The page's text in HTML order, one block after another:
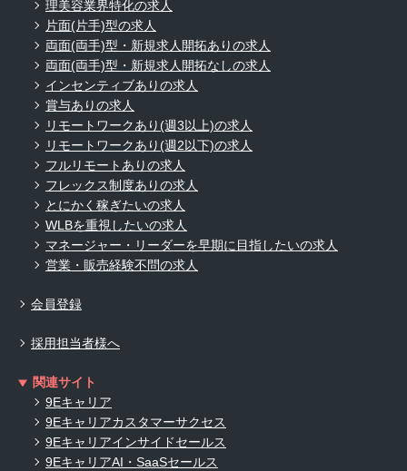
理美容業界特化の求人
片面(片手)型の求人
両面(両手)型・新規求人開拓ありの求人
両面(両手)型・新規求人開拓なしの求人
インセンティブありの求人
賞与ありの求人
リモートワークあり(週3以上)の求人
リモートワークあり(週2以下)の求人
フルリモートありの求人
フレックス制度ありの求人
とにかく稼ぎたいの求人
WLBを重視したいの求人
マネージャー・リーダーを早期に目指したいの求人
営業・販売経験不問の求人
会員登録
採用担当者様へ
関連サイト
9Eキャリア
9Eキャリアカスタマーサクセス
9Eキャリアインサイドセールス
9EキャリアAI・SaaSセールス